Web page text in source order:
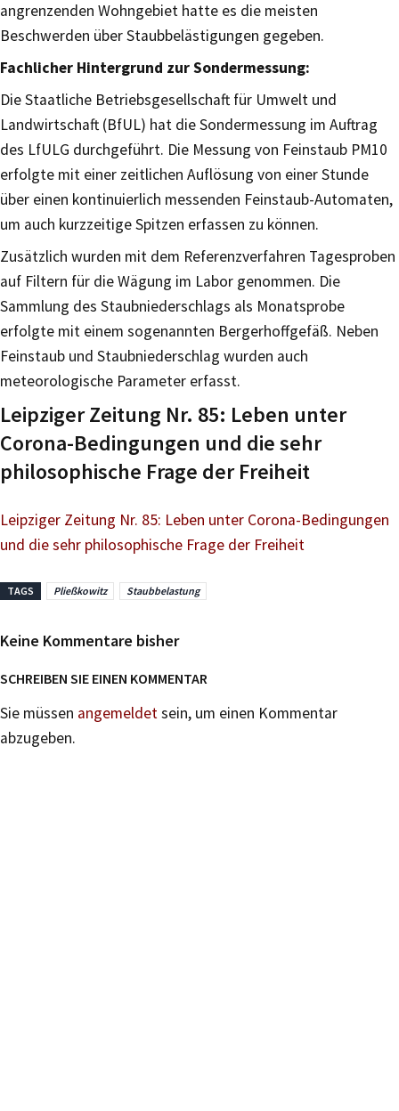
angrenzenden Wohngebiet hatte es die meisten
Beschwerden über Staubbelästigungen gegeben.
Fachlicher Hintergrund zur Sondermessung:
Die Staatliche Betriebsgesellschaft für Umwelt und
Landwirtschaft (BfUL) hat die Sondermessung im Auftrag
des LfULG durchgeführt. Die Messung von Feinstaub PM10
erfolgte mit einer zeitlichen Auflösung von einer Stunde
über einen kontinuierlich messenden Feinstaub-Automaten,
um auch kurzzeitige Spitzen erfassen zu können.
Zusätzlich wurden mit dem Referenzverfahren Tagesproben
auf Filtern für die Wägung im Labor genommen. Die
Sammlung des Staubniederschlags als Monatsprobe
erfolgte mit einem sogenannten Bergerhoffgefäß. Neben
Feinstaub und Staubniederschlag wurden auch
meteorologische Parameter erfasst.
Leipziger Zeitung Nr. 85: Leben unter
Corona-Bedingungen und die sehr
philosophische Frage der Freiheit
Leipziger Zeitung Nr. 85: Leben unter Corona-Bedingungen
und die sehr philosophische Frage der Freiheit
TAGS Pließkowitz Staubbelastung
Keine Kommentare bisher
SCHREIBEN SIE EINEN KOMMENTAR
Sie müssen angemeldetsein, um einen Kommentar
abzugeben.